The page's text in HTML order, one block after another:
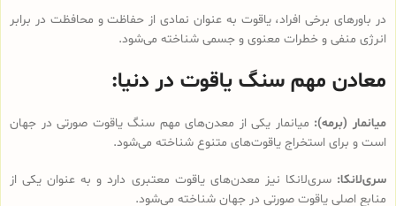
در باورهای برخی افراد، یاقوت به عنوان نمادی از حفاظت و محافظت در برابر
انرژی منفی و خطرات معنوی و جسمی شناخته می‌شود.
معادن مهم سنگ یاقوت در دنیا:
میانمار (برمه): میانمار یکی از معدن‌های مهم سنگ یاقوت صورتی در جهان
است و برای استخراج یاقوت‌های متنوع شناخته می‌شود.
سری‌لانکا: سری‌لانکا نیز معدن‌های یاقوت معتبری دارد و به عنوان یکی از
منابع اصلی یاقوت صورتی در جهان شناخته می‌شود.